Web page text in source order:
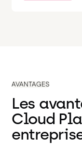
AVANTAGES
Les
Cloud